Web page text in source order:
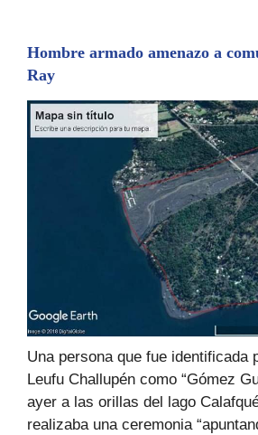
Hombre armado amenazo a
Ray
Una persona que fue identificada
Leufu Challupén como “Gómez
ayer a las orillas del lago
realizaba una ceremonia